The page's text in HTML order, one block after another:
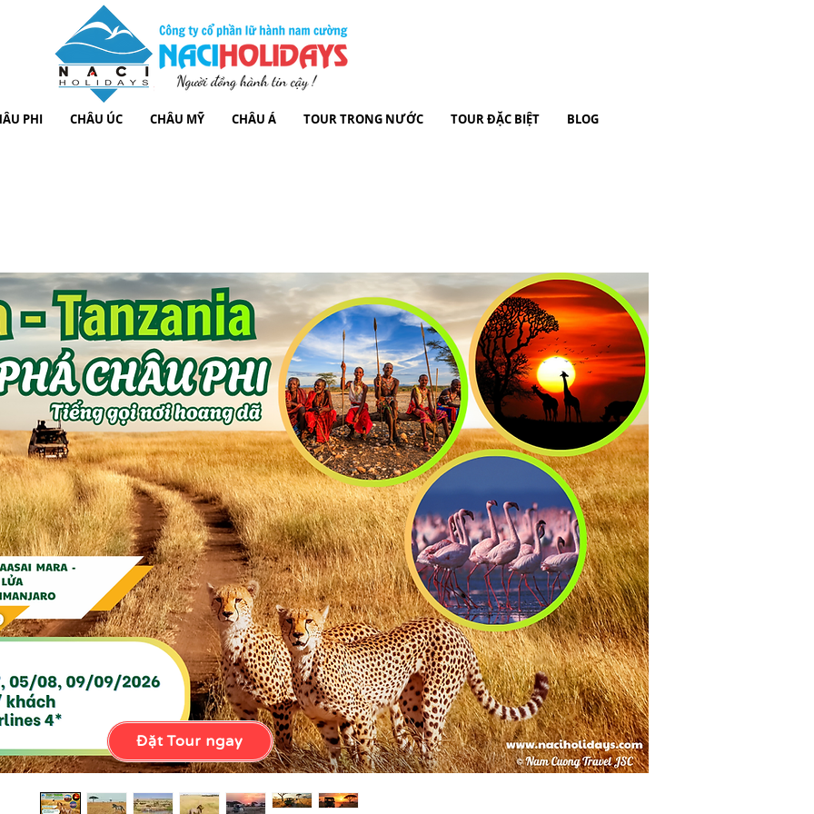
PHI CHÂU ÚC CHÂU MỸ CHÂU Á TOUR TRONG NƯỚC TOUR ĐẶC BIỆT BLOG
Đặt Tour ngay